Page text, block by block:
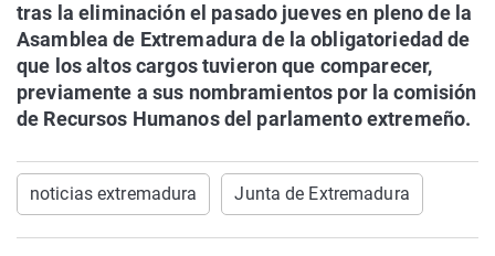
tras la eliminación el pasado jueves en pleno de la
Asamblea de Extremadura de la obligatoriedad de
que los altos cargos tuvieron que comparecer,
previamente a sus nombramientos por la comisión
de Recursos Humanos del parlamento extremeño.
noticias extremadura Junta de Extremadura